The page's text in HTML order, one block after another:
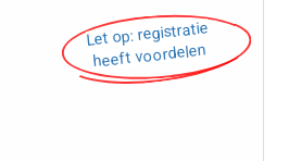
Let op: registratie
heeft voordelen